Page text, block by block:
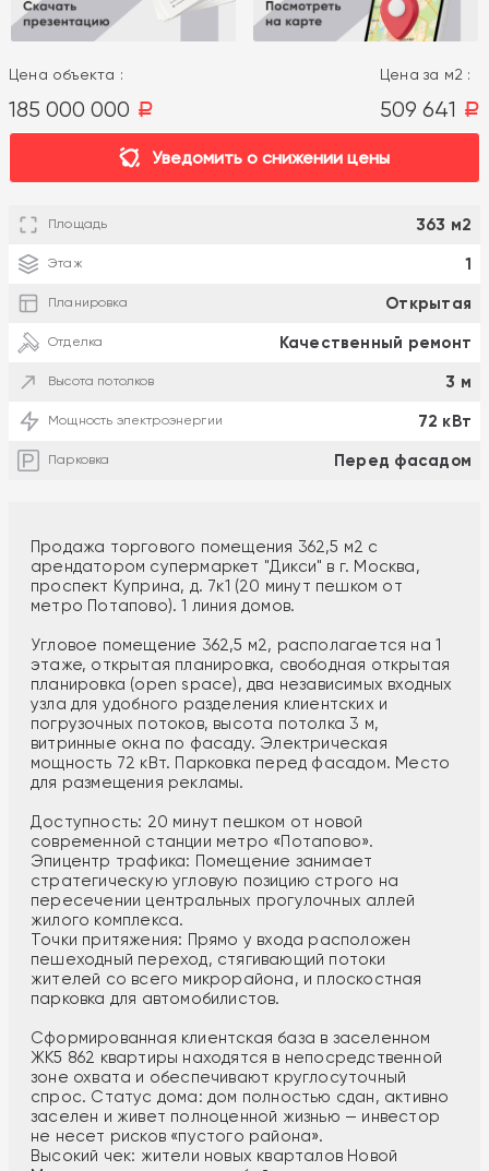
Цена объекта :
185 000 000 a
Цена за м2 :
509 641 a
Уведомить о снижении цены
Площадь 363 м2
Этаж 1
Планировка Открытая
Отделка Качественный ремонт
Высота потолков 3 м
Мощность электроэнергии 72 кВт
Парковка Перед фасадом
Продажа торгового помещения 362,5 м2 с
арендатором супермаркет "Дикси" в г. Москва,
проспект Куприна, д. 7к1 (20 минут пешком от
метро Потапово). 1 линия домов.
Угловое помещение 362,5 м2, располагается на 1
этаже, открытая планировка, свободная открытая
планировка (open space), два независимых входных
узла для удобного разделения клиентских и
погрузочных потоков, высота потолка 3 м,
витринные окна по фасаду. Электрическая
мощность 72 кВт. Парковка перед фасадом. Место
для размещения рекламы.
Доступность: 20 минут пешком от новой
современной станции метро «Потапово».
Эпицентр трафика: Помещение занимает
стратегическую угловую позицию строго на
пересечении центральных прогулочных аллей
жилого комплекса.
Точки притяжения: Прямо у входа расположен
пешеходный переход, стягивающий потоки
жителей со всего микрорайона, и плоскостная
парковка для автомобилистов.
Сформированная клиентская база в заселенном
ЖК5 862 квартиры находятся в непосредственной
зоне охвата и обеспечивают круглосуточный
спрос. Статус дома: дом полностью сдан, активно
заселен и живет полноценной жизнью — инвестор
не несет рисков «пустого района».
Высокий чек: жители новых кварталов Новой